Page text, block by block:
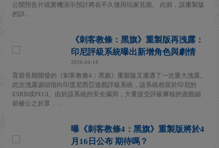
公開預告片或實機演示預計將在不久後與玩家見面。 此前，該重製版
的詳...
《刺客教條：黑旗》重製版再洩露：
印尼評級系統曝出新增角色與劇情
2026-04-14
育碧長期開發的《刺客教條4：黑旗》重製版又遭遇了一次重大洩露。
此次洩露源頭指向印度尼西亞遊戲評級系統，該系統相當於印尼的
ESRB或PEGI。由於該系統的安全漏洞，大量提交評級審核的遊戲細
節被公之於眾，...
曝《刺客教條4：黑旗》重製版將於4
月16日公布 期待嗎？